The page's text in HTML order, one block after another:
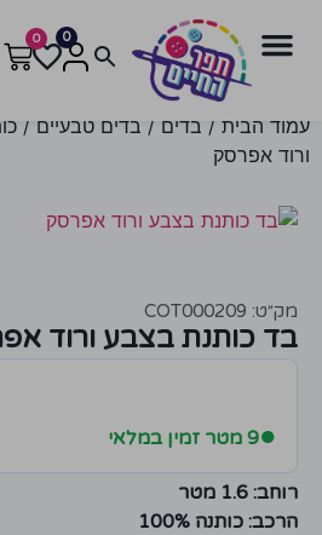
0
0
עמוד הבית / בדים / בדים טבעיים /
ורוד אפרסק
מק״ט: COT000209
בד כותנת בצבע ורוד
●9 מטר זמין במלאי
רוחב: 1.6 מטר
הרכב: כותנה 100%